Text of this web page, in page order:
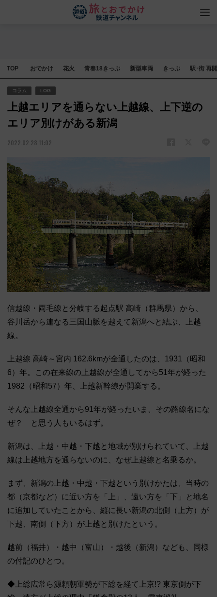
TOP おでかけ 花火 青春18きっぷ 新型車両 きっぷ 駅･街 再
コラム LOG
上越エリアを通らない上越線、上下逆の
エリア別けがある新潟
2022.02.28 11:02
信越線・両毛線と分岐する起点駅 高崎（群馬県）から、
谷川岳から連なる三国山脈を越えて新潟へと結ぶ、上越
線。
上越線 高崎～宮内 162.6kmが全通したのは、1931（昭和
6）年。この在来線の上越線が全通してから51年が経った
1982（昭和57）年、上越新幹線が開業する。
そんな上越線全通から91年が経ったいま、その路線名にな
ぜ？ と思う人もいるはず。
新潟は、上越・中越・下越と地域が別けられていて、上越
線は上越地方を通らないのに、なぜ上越線と名乗るか。
まず、新潟の上越・中越・下越という別けかたは、当時の
都（京都など）に近い方を「上」、遠い方を「下」と地名
に追加していたことから、縦に長い新潟の北側（上方）が
下越、南側（下方）が上越と別けたという。
越前（福井）・越中（富山）・越後（新潟）なども、同様
の付記のひとつ。
◆上総広常ら源頼朝軍勢が下総を経て上京!? 東京側が下